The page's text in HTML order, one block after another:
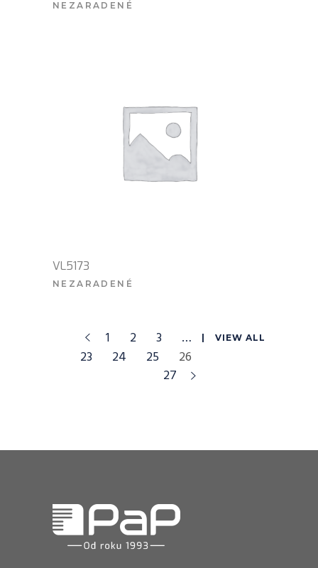
NEZARADENÉ
VL5173
NEZARADENÉ
1 2 3
…
23
24 25
26
27
VIEW ALL